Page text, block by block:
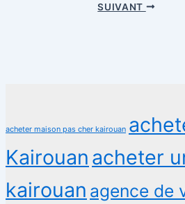
SUIVANT
acheter maison pas cher kairouan
Kairouan acheter
kairouan agence de